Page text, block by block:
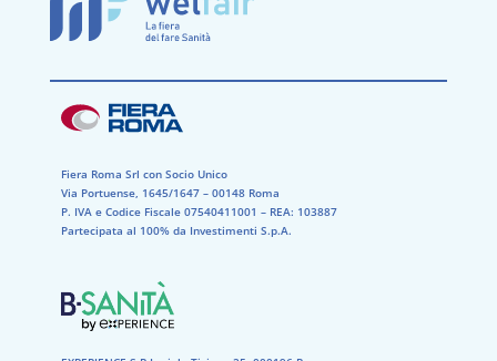
Fiera Roma Srl con Socio Unico
Via Portuense, 1645/1647 – 00148 Roma
P. IVA e Codice Fiscale 07540411001​ – REA: 103887​
Partecipata al 100% da Investimenti S.p.A.